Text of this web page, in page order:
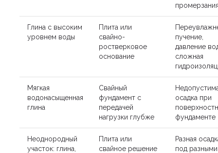
Глина с высоким
уровнем воды
Плита или
свайно-
ростверковое
основание
пучение,
давление
сложная
Мягкая
водонасыщенная
глина
Свайный
фундамент с
передачей
нагрузки глубже
осадка при
фундаменте
Неоднородный
участок: глина,
Плита или
свайное решение
Разная
под разными